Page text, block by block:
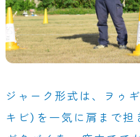
ジャーク形式は、ヲゥ
キビ）を一気に肩まで